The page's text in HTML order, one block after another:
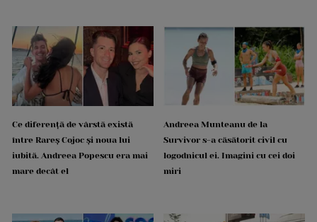
Ce diferență de vârstă există
între Rareș Cojoc și noua lui
iubită. Andreea Popescu era mai
mare decât el
Andreea Munteanu de la
Survivor s-a căsătorit civil cu
logodnicul ei. Imagini cu cei doi
miri